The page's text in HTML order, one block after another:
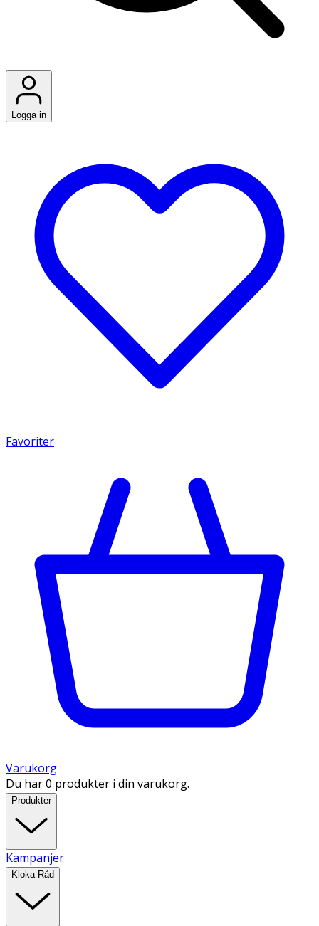
Logga in
Favoriter
Varukorg
Du har 0 produkter i din varukorg.
Produkter
Kampanjer
Kloka Råd